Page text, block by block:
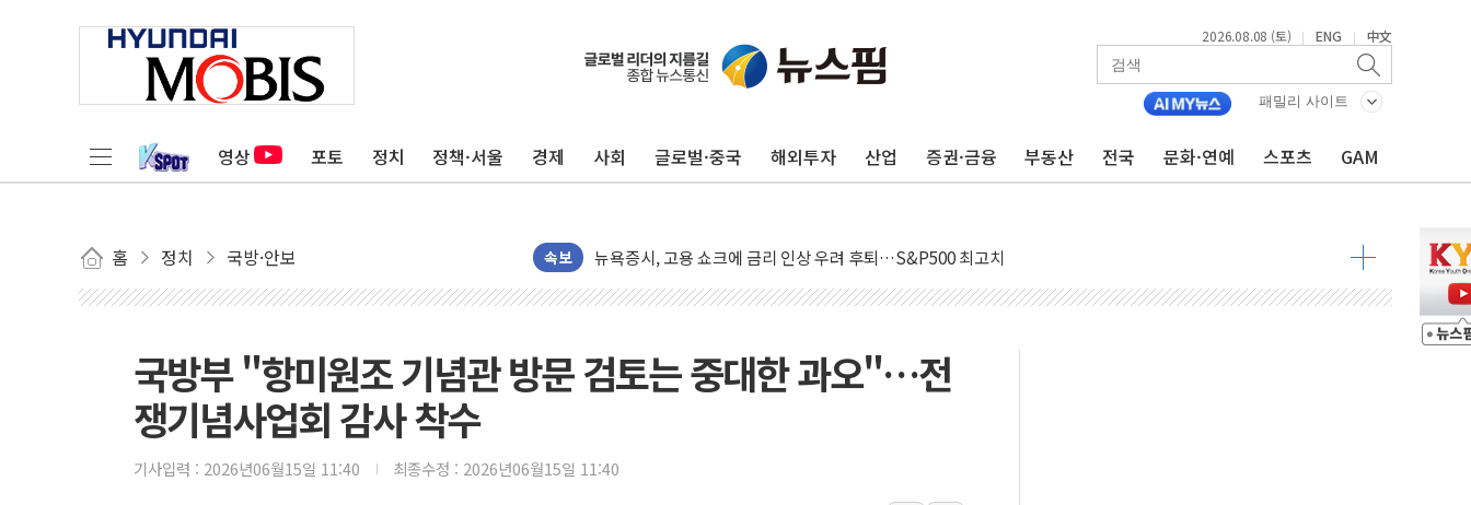
2026.08.08 (토) | ENG | 中文
패밀리 사이트
영상 포토 정치 정책·서울 경제 사회 글로벌·중국 해외투자 산업 증권·금융 부동산 전국 문화·연예 스포츠 GAM
홈 정치 국방·안보 속보
민주, 오늘 제주·인천 경선 결과 발표...'김민석 재역전 vs 정청래 격차 확대'
한상협, 업계 개인정보 보안 새판 짠다…'자율규제단체' 타진
트럼프, 쿡 연준 이사 해임 재추진…"26일까지 의혹 소명" 요구
유럽증시, 美 고용 예상 밖 부진에 연준 금리 인상 가능성 낮아지며 상승… STOXX 600 지수는 나흘 연속 최고치
[종합] 이슬람 수니파 3국, '공동방위협정' 체결… 이스라엘·이란 위협에 맞설 자체 억지력 강화
트럼프, 백신·자폐증 행정명령 검토…"이르면 다음 주"
국방부 "항미원조 기념관 방문 검토는 중대한 과오"…전
쟁기념사업회 감사 착수
기사입력 : 2026년06월15일 11:40 최종수정 : 2026년06월15일 11:40